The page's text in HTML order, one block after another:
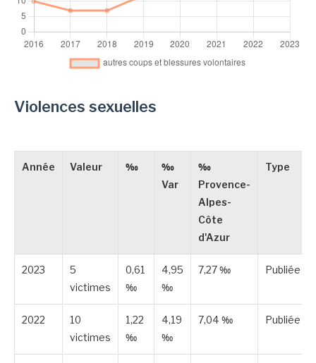
Violences sexuelles
Année Valeur ‰
‰
Var
‰
Provence-
Alpes-
Côte
d'Azur
Type
2023
5
victimes
0,61
‰
4,95
‰
7,27 ‰ Publiée
2022
10
victimes
1,22
‰
4,19
‰
7,04 ‰ Publiée